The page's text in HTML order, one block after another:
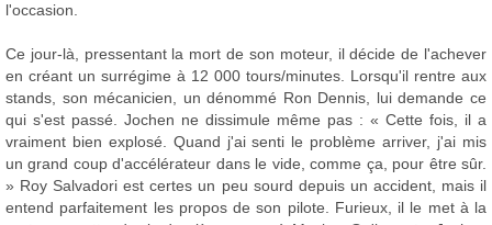
l'occasion.
Ce jour-là, pressentant la mort de son moteur, il décide de l'achever
en créant un surrégime à 12 000 tours/minutes. Lorsqu'il rentre aux
stands, son mécanicien, un dénommé Ron Dennis, lui demande ce
qui s'est passé. Jochen ne dissimule même pas : « Cette fois, il a
vraiment bien explosé. Quand j'ai senti le problème arriver, j'ai mis
un grand coup d'accélérateur dans le vide, comme ça, pour être sûr.
» Roy Salvadori est certes un peu sourd depuis un accident, mais il
entend parfaitement les propos de son pilote. Furieux, il le met à la